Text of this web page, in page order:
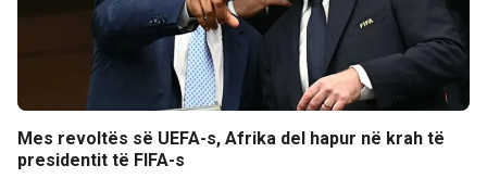
Mes revoltës së UEFA-s, Afrika del hapur në krah të
presidentit të FIFA-s